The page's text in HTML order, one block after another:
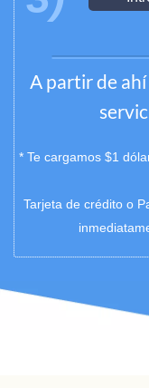
A partir de
* Te cargamos $1
Tarjeta de crédito o